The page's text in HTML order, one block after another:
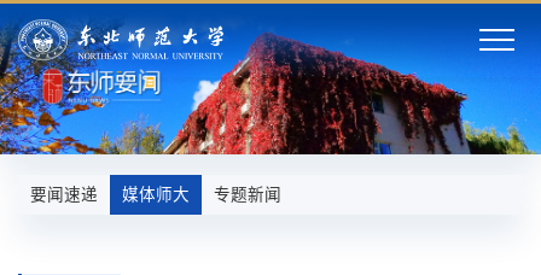
要闻速递 媒体师大 专题新闻